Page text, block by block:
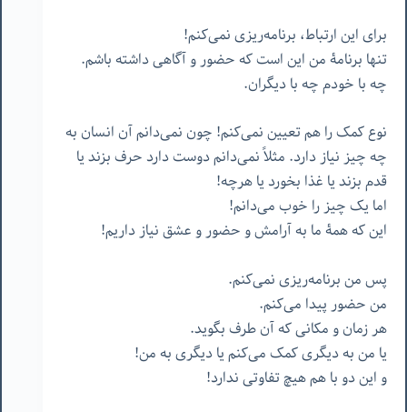
برای این ارتباط، برنامه‌ریزی نمی‌کنم!
تنها برنامۀ من این است که حضور و آگاهی داشته باشم.
چه با خودم چه با دیگران.
نوع کمک را هم تعیین نمی‌کنم! چون نمی‌دانم آن انسان به
چه چیز نیاز دارد. مثلاً نمی‌دانم دوست دارد حرف بزند یا
قدم بزند یا غذا بخورد یا هرچه!
اما یک چیز را خوب می‌دانم!
این که همۀ ما به آرامش و حضور و عشق نیاز داریم!
پس من برنامه‌ریزی نمی‌کنم.
من حضور پیدا می‌کنم.
هر زمان و مکانی که آن طرف بگوید.
یا من به دیگری کمک می‌کنم یا دیگری به من!
و این دو با هم هیچ تفاوتی ندارد!